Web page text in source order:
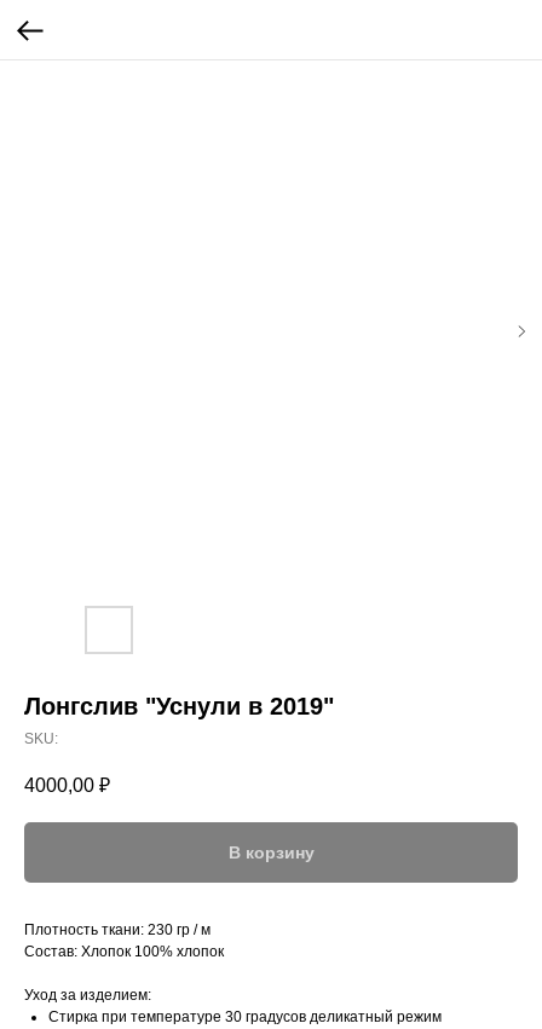
Лонгслив "Уснули в 2019"
SKU:
4000,00 ₽
В корзину
Плотность ткани: 230 гр / м
Состав: Хлопок 100% хлопок
Уход за изделием:
Стирка при температуре 30 градусов деликатный режим